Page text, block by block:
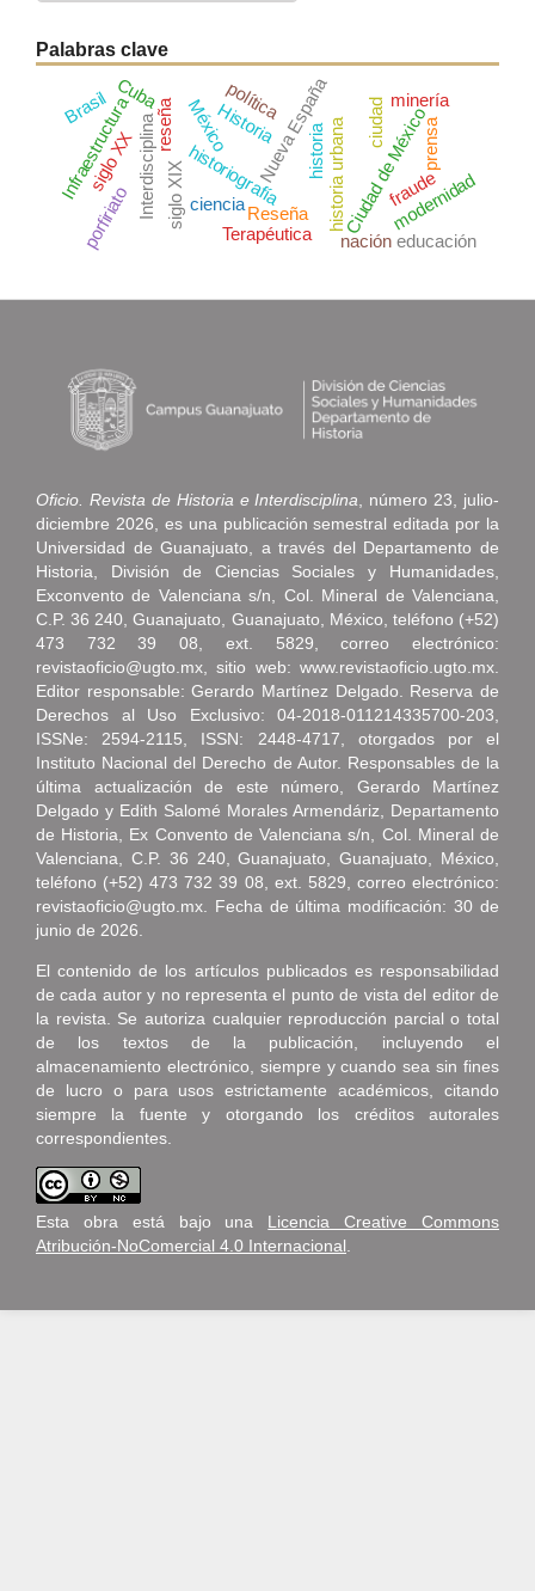
Palabras clave
MéxicoHistoria
historiografía
siglo XIX
Nueva Españahistoria urbana
historia
reseña Ciudad de México
Reseña
Interdisciplina ciencia
siglo XX prensa
fraude
ciudad
Infraestructura minería
porfiriato modernidad
política
Brasil
Terapéutica
Cuba
nación educación
Oficio. Revista de Historia e Interdisciplina, número 23, julio-
diciembre 2026, es una publicación semestral editada por la
Universidad de Guanajuato, a través del Departamento de
Historia, División de Ciencias Sociales y Humanidades,
Exconvento de Valenciana s/n, Col. Mineral de Valenciana,
C.P. 36 240, Guanajuato, Guanajuato, México, teléfono (+52)
473 732 39 08, ext. 5829, correo electrónico:
revistaoficio@ugto.mx, sitio web: www.revistaoficio.ugto.mx.
Editor responsable: Gerardo Martínez Delgado. Reserva de
Derechos al Uso Exclusivo: 04-2018-011214335700-203,
ISSNe: 2594-2115, ISSN: 2448-4717, otorgados por el
Instituto Nacional del Derecho de Autor. Responsables de la
última actualización de este número, Gerardo Martínez
Delgado y Edith Salomé Morales Armendáriz, Departamento
de Historia, Ex Convento de Valenciana s/n, Col. Mineral de
Valenciana, C.P. 36 240, Guanajuato, Guanajuato, México,
teléfono (+52) 473 732 39 08, ext. 5829, correo electrónico:
revistaoficio@ugto.mx. Fecha de última modificación: 30 de
junio de 2026.
El contenido de los artículos publicados es responsabilidad
de cada autor y no representa el punto de vista del editor de
la revista. Se autoriza cualquier reproducción parcial o total
de los textos de la publicación, incluyendo el
almacenamiento electrónico, siempre y cuando sea sin fines
de lucro o para usos estrictamente académicos, citando
siempre la fuente y otorgando los créditos autorales
correspondientes.
Esta obra está bajo una Licencia Creative Commons
Atribución-NoComercial 4.0 Internacional.